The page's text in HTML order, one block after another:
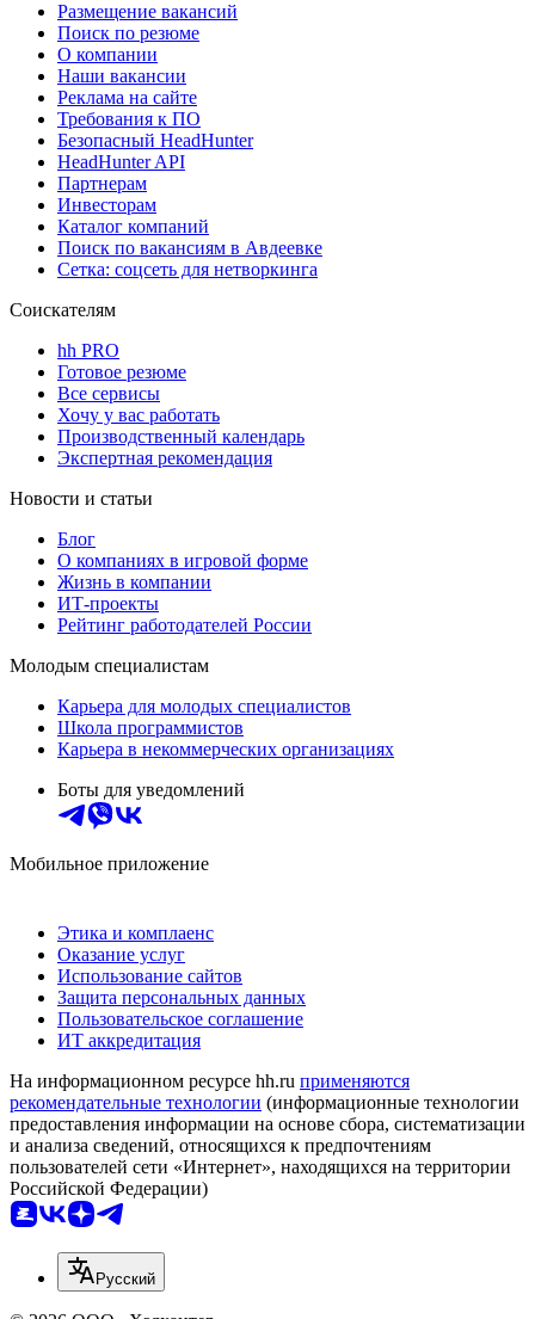
Размещение вакансий
Поиск по резюме
О компании
Наши вакансии
Реклама на сайте
Требования к ПО
Безопасный HeadHunter
HeadHunter API
Партнерам
Инвесторам
Каталог компаний
Поиск по вакансиям в Авдеевке
Сетка: соцсеть для нетворкинга
Соискателям
hh PRO
Готовое резюме
Все сервисы
Хочу у вас работать
Производственный календарь
Экспертная рекомендация
Новости и статьи
Блог
О компаниях в игровой форме
Жизнь в компании
ИТ-проекты
Рейтинг работодателей России
Молодым специалистам
Карьера для молодых специалистов
Школа программистов
Карьера в некоммерческих организациях
Боты для уведомлений
Мобильное приложение
Этика и комплаенс
Оказание услуг
Использование сайтов
Защита персональных данных
Пользовательское соглашение
ИТ аккредитация
На информационном ресурсе hh.ru применяются
рекомендательные технологии (информационные технологии
предоставления информации на основе сбора, систематизации
и анализа сведений, относящихся к предпочтениям
пользователей сети «Интернет», находящихся на территории
Российской Федерации)
Русский